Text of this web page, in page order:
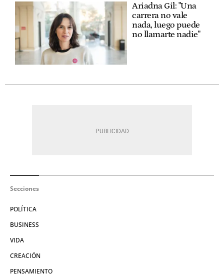
Ariadna Gil: "Una
carrera no vale
nada, luego puede
no llamarte nadie"
Secciones
POLÍTICA
BUSINESS
VIDA
CREACIÓN
PENSAMIENTO